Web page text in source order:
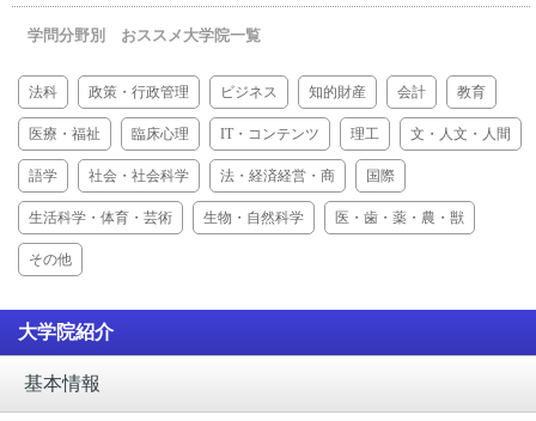
学問分野別 おススメ大学院一覧
法科 政策・行政管理 ビジネス 知的財産 会計 教育
医療・福祉 臨床心理 IT・コンテンツ 理工 文・人文・人間
語学 社会・社会科学 法・経済経営・商 国際
生活科学・体育・芸術 生物・自然科学 医・歯・薬・農・獣
その他
大学院紹介
基本情報